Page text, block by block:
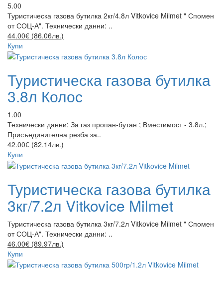
5.00
Туристическа газова бутилка 2кг/4.8л Vitkovice Milmet " Спомен
от СОЦ-А". Технически данни: ..
44.00€ (86.06лв.)
Купи
Туристическа газова бутилка
3.8л Колос
1.00
Технически данни: За газ пропан-бутан ; Вместимост - 3.8л.;
Присъединителна резба за..
42.00€ (82.14лв.)
Купи
Туристическа газова бутилка
3кг/7.2л Vitkovice Milmet
Туристическа газова бутилка 3кг/7.2л Vitkovice Milmet " Спомен
от СОЦ-А". Технически данни: ..
46.00€ (89.97лв.)
Купи